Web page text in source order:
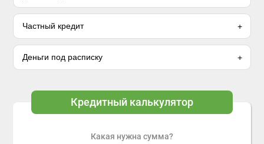
Частный кредит
Деньги под расписку
Кредитный калькулятор
Какая нужна сумма?